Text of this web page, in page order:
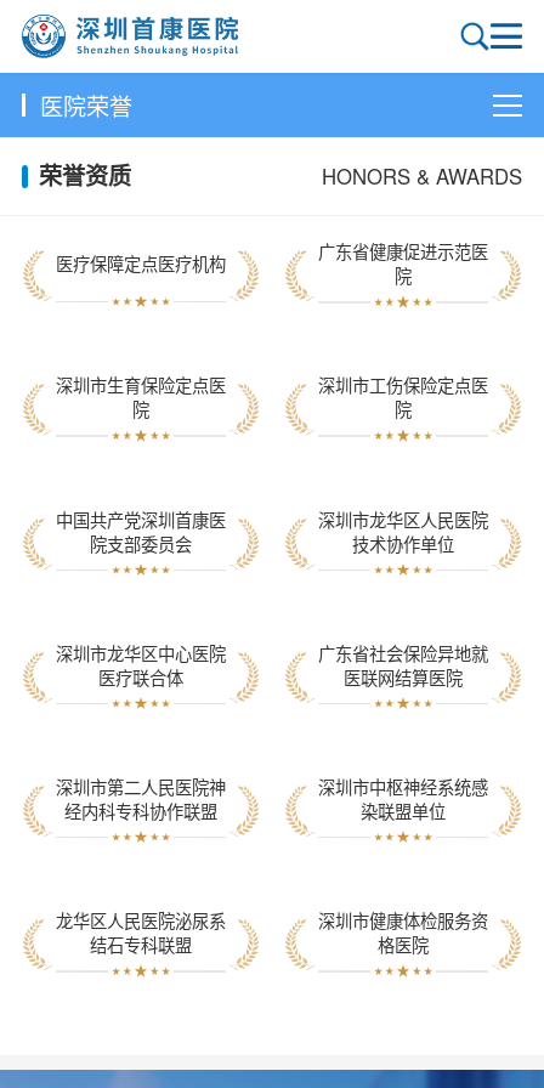
医院荣誉
荣誉资质 HONORS & AWARDS
医疗保障定点医疗机构
广东省健康促进示范医
院
深圳市生育保险定点医
院
深圳市工伤保险定点医
院
中国共产党深圳首康医
院支部委员会
深圳市龙华区人民医院
技术协作单位
深圳市龙华区中心医院
医疗联合体
广东省社会保险异地就
医联网结算医院
深圳市第二人民医院神
经内科专科协作联盟
深圳市中枢神经系统感
染联盟单位
龙华区人民医院泌尿系
结石专科联盟
深圳市健康体检服务资
格医院